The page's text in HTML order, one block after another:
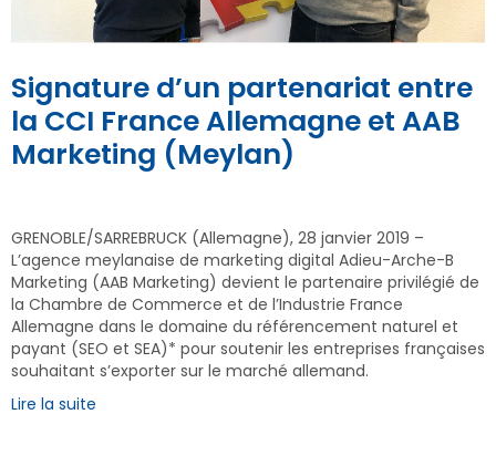
Signature d’un partenariat entre
la CCI France Allemagne et AAB
Marketing (Meylan)
GRENOBLE/SARREBRUCK (Allemagne), 28 janvier 2019 –
L’agence meylanaise de marketing digital Adieu-Arche-B
Marketing (AAB Marketing) devient le partenaire privilégié de
la Chambre de Commerce et de l’Industrie France
Allemagne dans le domaine du référencement naturel et
payant (SEO et SEA)* pour soutenir les entreprises françaises
souhaitant s’exporter sur le marché allemand.
Lire la suite